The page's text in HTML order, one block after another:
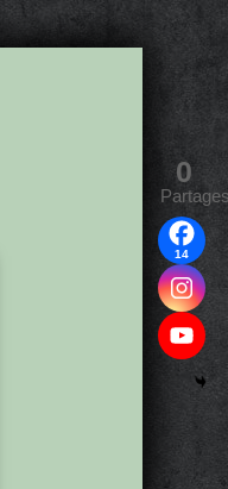
0
14